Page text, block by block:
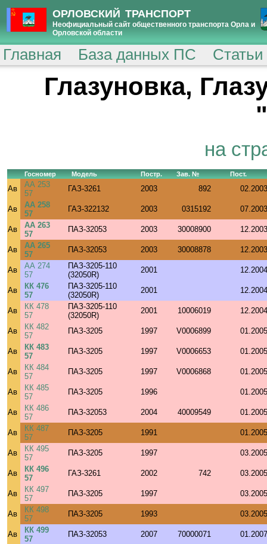
ОРЛОВСКИЙ ТРАНСПОРТ
Неофициальный сайт общественного транспорта Орла и
Орловской области
Главная База данных ПС
Глазуновка,
на
Госномер Модель Постр. Зав. № Пост.
Ав
АА 253
57
ГАЗ-3261 2003 892 02.2003
Ав
АА 258
57
ГАЗ-322132 2003 0315192 07.2003
Ав
АА 263
57
ПАЗ-32053 2003 30008900 12.2003
Ав
АА 265
57
ПАЗ-32053 2003 30008878 12.2003
Ав
АА 274
57
ПАЗ-3205-110
(32050R)
2001 12.2004
Ав
КК 476
57
ПАЗ-3205-110
(32050R)
2001 12.2004
Ав
КК 478
57
ПАЗ-3205-110
(32050R)
2001 10006019 12.2004
Ав
КК 482
57
ПАЗ-3205 1997 V0006899 01.2005
Ав
КК 483
57
ПАЗ-3205 1997 V0006653 01.2005
Ав
КК 484
57
ПАЗ-3205 1997 V0006868 01.2005
Ав
КК 485
57
ПАЗ-3205 1996 01.2005
Ав
КК 486
57
ПАЗ-32053 2004 40009549 01.2005
Ав
КК 487
57
ПАЗ-3205 1991 01.2005
Ав
КК 495
57
ПАЗ-3205 1997 03.2005
Ав
КК 496
57
ГАЗ-3261 2002 742 03.2005
Ав
КК 497
57
ПАЗ-3205 1997 03.2005
Ав
КК 498
57
ПАЗ-3205 1993 03.2005
Ав
КК 499
57
ПАЗ-32053 2007 70000071 01.2007